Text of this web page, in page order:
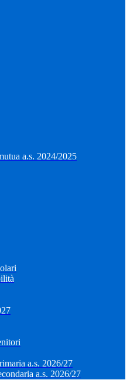
a.s. 2024/2025
a.s. 2026/27
a.s. 2026/27